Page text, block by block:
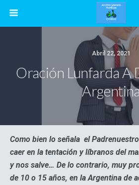
Abril 22, 2021
Oración Lunfarda A
Como bien lo señala el
caer en la tentación y líbranos del
y nos salve… De lo contrario, muy
de 10 o 15 años, en la Argentina de